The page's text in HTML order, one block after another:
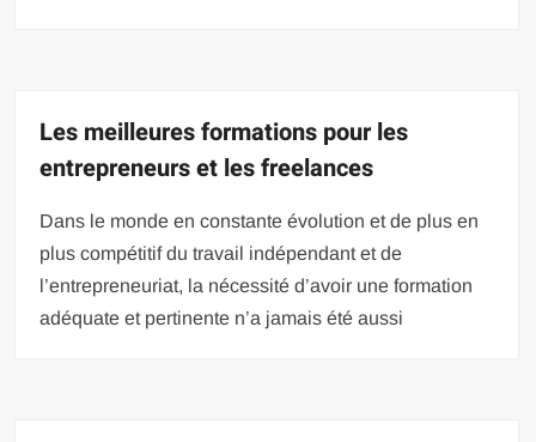
Les meilleures formations pour les
entrepreneurs et les freelances
Dans le monde en constante évolution et de plus en
plus compétitif du travail indépendant et de
l’entrepreneuriat, la nécessité d’avoir une formation
adéquate et pertinente n’a jamais été aussi